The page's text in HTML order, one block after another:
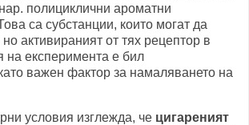
полициклични ароматни
са субстанции, които могат да
активираният от тях рецептор в
на експеримента е бил
важен фактор за намаляването на
условия изглежда, че цигареният